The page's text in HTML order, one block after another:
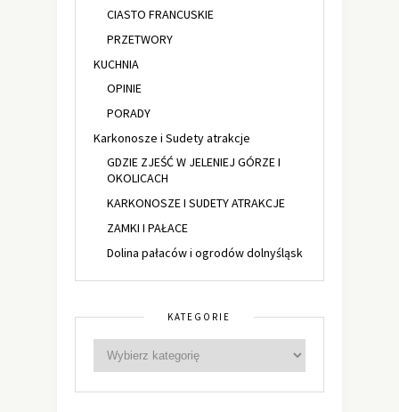
CIASTO FRANCUSKIE
PRZETWORY
KUCHNIA
OPINIE
PORADY
Karkonosze i Sudety atrakcje
GDZIE ZJEŚĆ W JELENIEJ GÓRZE I
OKOLICACH
KARKONOSZE I SUDETY ATRAKCJE
ZAMKI I PAŁACE
Dolina pałaców i ogrodów dolnyśląsk
KATEGORIE